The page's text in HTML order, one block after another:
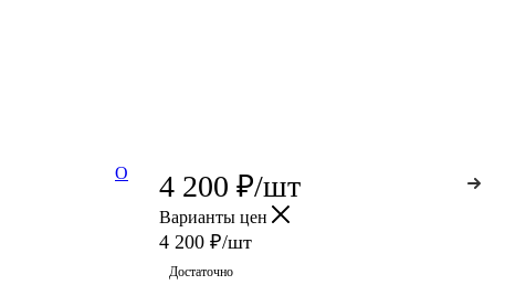
4 200 ₽/шт
Варианты цен
4 200 ₽/шт
Достаточно
О